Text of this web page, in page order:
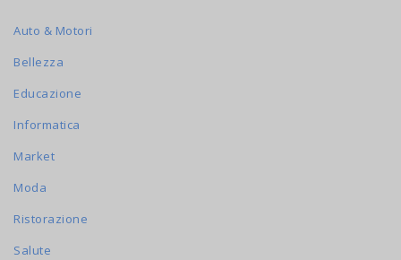
Auto & Motori
Bellezza
Educazione
Informatica
Market
Moda
Ristorazione
Salute